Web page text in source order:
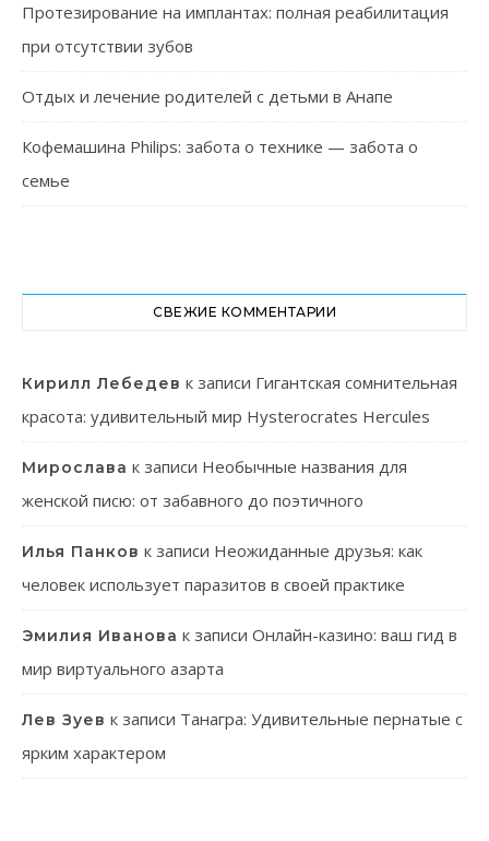
Протезирование на имплантах: полная реабилитация
при отсутствии зубов
Отдых и лечение родителей с детьми в Анапе
Кофемашина Philips: забота о технике — забота о
семье
СВЕЖИЕ КОММЕНТАРИИ
Кирилл Лебедев к записи Гигантская сомнительная
красота: удивительный мир Hysterocrates Hercules
Мирослава к записи Необычные названия для
женской писю: от забавного до поэтичного
Илья Панков к записи Неожиданные друзья: как
человек использует паразитов в своей практике
Эмилия Иванова к записи Онлайн-казино: ваш гид в
мир виртуального азарта
Лев Зуев к записи Танагра: Удивительные пернатые с
ярким характером